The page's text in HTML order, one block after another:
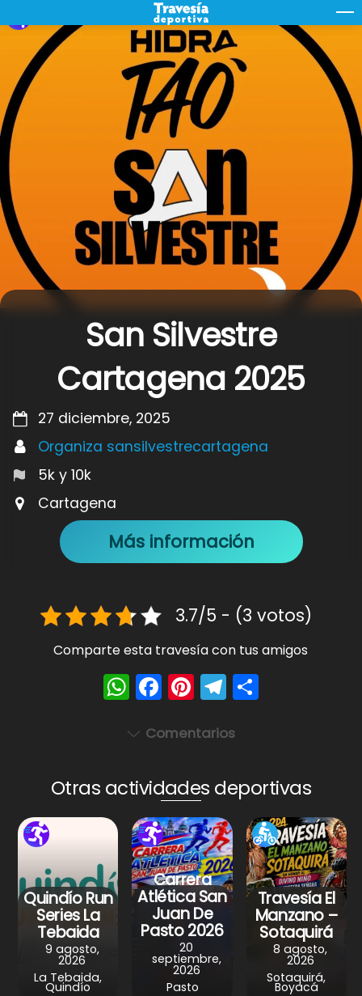
to
content
San Silvestre
Cartagena 2025
27 diciembre, 2025
Organiza sansilvestrecartagena
5k y 10k
Cartagena
Más información
3.7/5 - (3 votos)
Comparte esta travesía con tus amigos
W
h
a
A
p
p
F
a
c
b
o
o
k
Pi
nt
er
st
T
el
e
a
m
Comentarios
Otras actividades deportivas
Quindío Run
Series La
Tebaida
9 agosto,
2026
La Tebaida,
Quindío
Carrera
Atlética San
Juan De
Pasto 2026
20
septiembre,
2026
Pasto
Travesía El
Manzano –
Sotaquirá
8 agosto,
2026
Sotaquirá,
Boyacá